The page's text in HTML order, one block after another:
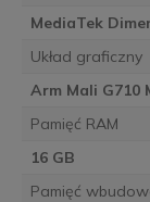
MediaTek
Układ graficzny
Arm Mali G710
Pamięć RAM
16 GB
Pamięć